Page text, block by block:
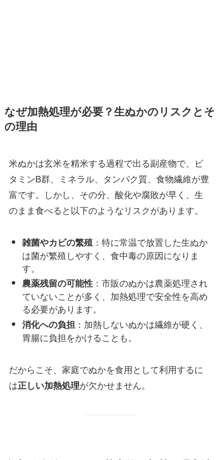
なぜ加熱処理が必要？生ぬかのリスクとそ
の理由
米ぬかは玄米を精米する過程で出る副産物で、ビ
タミンB群、ミネラル、タンパク質、食物繊維が豊
富です。しかし、その分、酸化や腐敗が早く、生
のまま食べると以下のようなリスクがあります。
雑菌やカビの繁殖：特に常温で放置した生ぬか
は菌が繁殖しやすく、食中毒の原因になりま
す。
農薬残留の可能性：市販のぬかは農薬処理され
ていないことが多く、加熱処理で安全性を高め
る必要があります。
消化への負担 ：加熱しないぬかは繊維が硬く、
胃腸に負担をかけることも。
だからこそ、家庭でぬかを食用として利用するに
は正しい加熱処理が欠かせません。